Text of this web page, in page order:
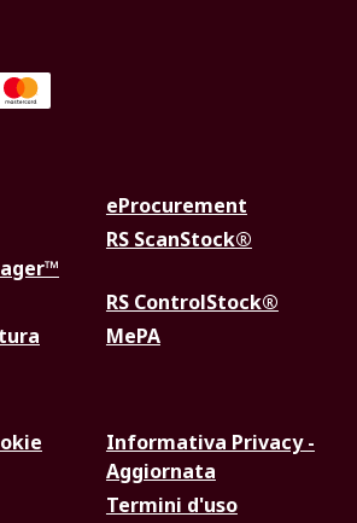
eProcurement
RS ScanStock®
RS ControlStock®
MePA
Informativa Privacy -
Aggiornata
Termini d'uso